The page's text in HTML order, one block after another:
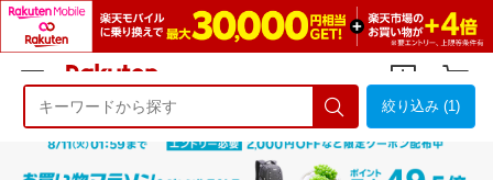
ようこそ 楽天市場へ ログイン
絞り込み (1)